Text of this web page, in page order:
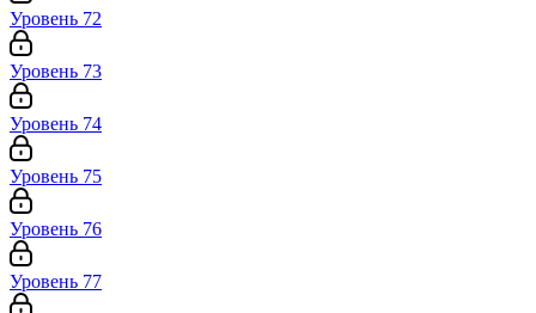
Уровень 72
Уровень 73
Уровень 74
Уровень 75
Уровень 76
Уровень 77